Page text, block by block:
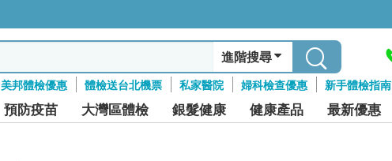
進階搜尋
美邦體檢優惠 體檢送台北機票 私家醫院 婦科檢查優惠 新手體檢指南
預防疫苗 大灣區體檢 銀髮健康 健康產品 最新優惠